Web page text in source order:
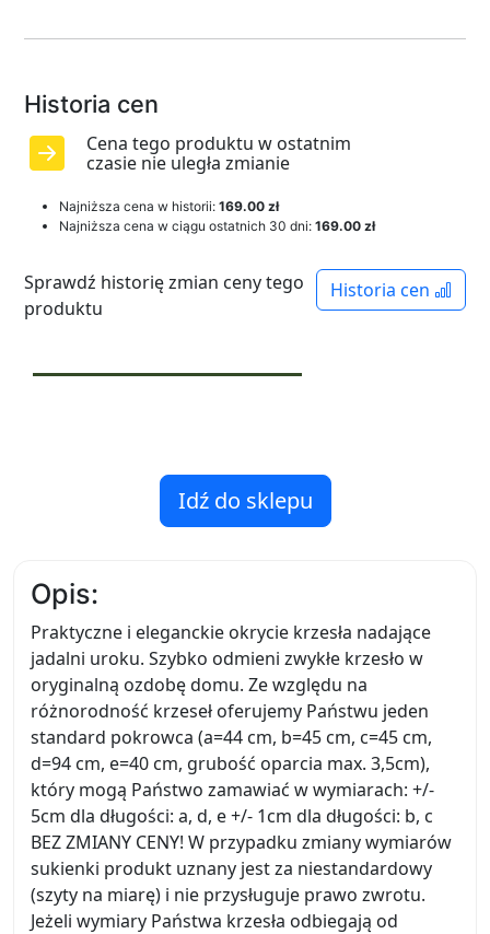
Historia cen
Cena tego produktu w ostatnim
czasie nie uległa zmianie
Najniższa cena w historii: 169.00 zł
Najniższa cena w ciągu ostatnich 30 dni: 169.00 zł
Historia cen
Sprawdź historię zmian ceny tego
produktu
Idź do sklepu
Opis:
Praktyczne i eleganckie okrycie krzesła nadające
jadalni uroku. Szybko odmieni zwykłe krzesło w
oryginalną ozdobę domu. Ze względu na
różnorodność krzeseł oferujemy Państwu jeden
standard pokrowca (a=44 cm, b=45 cm, c=45 cm,
d=94 cm, e=40 cm, grubość oparcia max. 3,5cm),
który mogą Państwo zamawiać w wymiarach: +/-
5cm dla długości: a, d, e +/- 1cm dla długości: b, c
BEZ ZMIANY CENY! W przypadku zmiany wymiarów
sukienki produkt uznany jest za niestandardowy
(szyty na miarę) i nie przysługuje prawo zwrotu.
Jeżeli wymiary Państwa krzesła odbiegają od